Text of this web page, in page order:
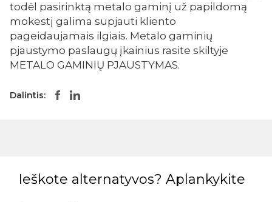
todėl pasirinktą metalo gaminį už papildomą
mokestį galima supjauti kliento
pageidaujamais ilgiais. Metalo gaminių
pjaustymo paslaugų įkainius rasite skiltyje
METALO GAMINIŲ PJAUSTYMAS.
Dalintis:
Ieškote alternatyvos? Aplankykite